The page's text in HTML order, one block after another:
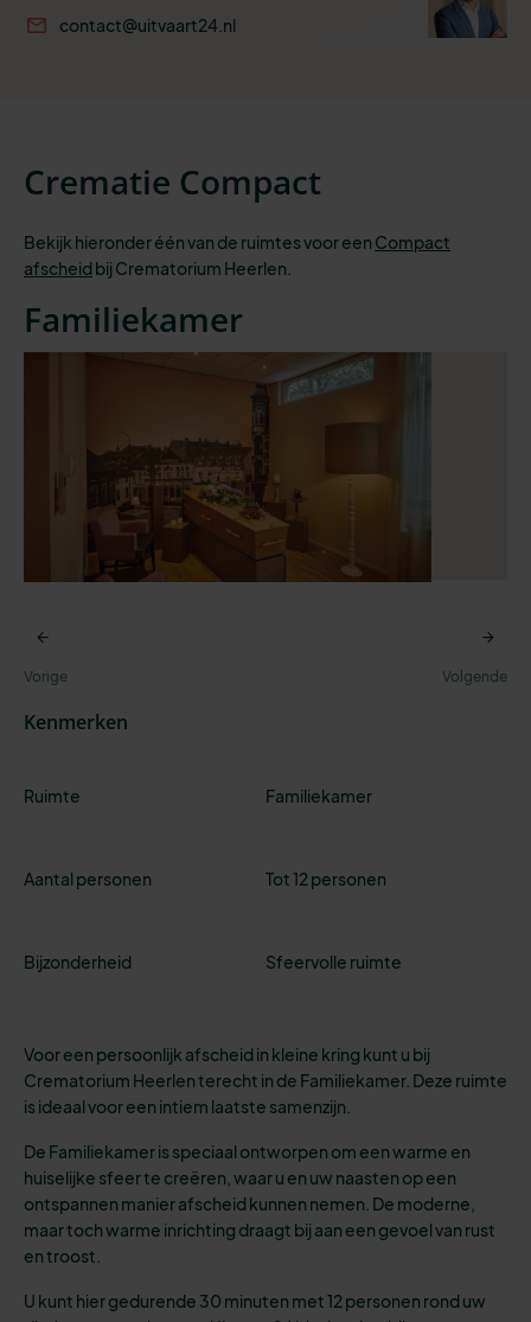
contact@uitvaart24.nl
Crematie Compact
Bekijk hieronder één van de ruimtes voor een Compact
afscheid bij Crematorium Heerlen.
Familiekamer
Kenmerken
Ruimte Familiekamer
Aantal personen Tot 12 personen
Bijzonderheid Sfeervolle ruimte
Voor een persoonlijk afscheid in kleine kring kunt u bij
Crematorium Heerlen terecht in de Familiekamer. Deze ruimte
is ideaal voor een intiem laatste samenzijn.
De Familiekamer is speciaal ontworpen om een warme en
huiselijke sfeer te creëren, waar u en uw naasten op een
ontspannen manier afscheid kunnen nemen. De moderne,
maar toch warme inrichting draagt bij aan een gevoel van rust
en troost.
U kunt hier gedurende 30 minuten met 12 personen rond uw